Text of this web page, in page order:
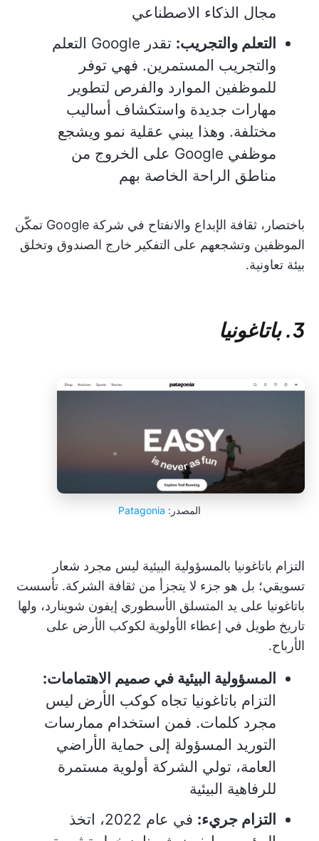
مجال الذكاء الاصطناعي
التعلم والتجريب:
تقدر Google التعلم
والتجريب المستمرين. فهي توفر
للموظفين الموارد والفرص لتطوير
مهارات جديدة واستكشاف أساليب
مختلفة. وهذا يبني عقلية نمو ويشجع
موظفي Google على الخروج من
مناطق الراحة الخاصة بهم
باختصار، ثقافة الإبداع والانفتاح في شركة Google تمكّن
الموظفين وتشجعهم على التفكير خارج الصندوق وتخلق
بيئة تعاونية.
3. باتاغونيا
المصدر: Patagonia
التزام باتاغونيا بالمسؤولية البيئية ليس مجرد شعار
تسويقي؛ بل هو جزء لا يتجزأ من ثقافة الشركة. تأسست
باتاغونيا على يد المتسلق الأسطوري إيفون شوينارد، ولها
تاريخ طويل في إعطاء الأولوية لكوكب الأرض على
الأرباح.
المسؤولية البيئية في صميم الاهتمامات:
التزام باتاغونيا تجاه كوكب الأرض ليس
مجرد كلمات. فمن استخدام ممارسات
التوريد المسؤولة إلى حماية الأراضي
العامة، تولي الشركة أولوية مستمرة
للرفاهية البيئية
التزام جريء:
في عام 2022، اتخذ